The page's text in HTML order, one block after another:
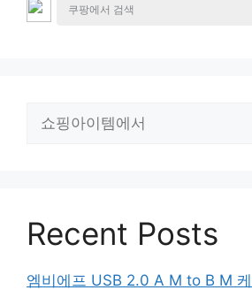
Recent Posts
엠비에프 USB 2.0 A M to B M